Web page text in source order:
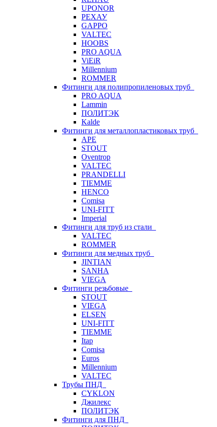
UPONOR
РЕХАУ
GAPPO
VALTEC
HOOBS
PRO AQUA
ViEiR
Millennium
ROMMER
Фитинги для полипропиленовых труб
PRO AQUA
Lammin
ПОЛИТЭК
Kalde
Фитинги для металлопластиковых труб
APE
STOUT
Oventrop
VALTEC
PRANDELLI
TIEMME
HENCO
Comisa
UNI-FITT
Imperial
Фитинги для труб из стали
VALTEC
ROMMER
Фитинги для медных труб
JINTIAN
SANHA
VIEGA
Фитинги резьбовые
STOUT
VIEGA
ELSEN
UNI-FITT
TIEMME
Itap
Comisa
Euros
Millennium
VALTEC
Трубы ПНД
CYKLON
Джилекс
ПОЛИТЭК
Фитинги для ПНД